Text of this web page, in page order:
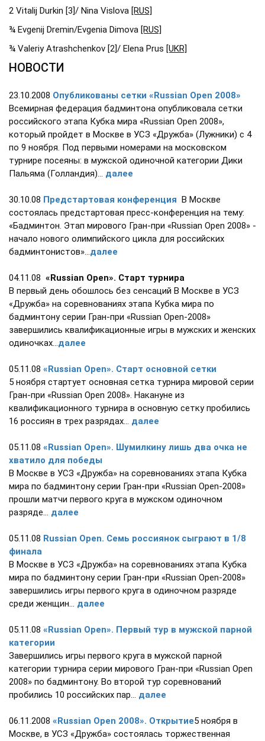
2 Vitalij Durkin [3]/ Nina Vislova [RUS]
¾ Evgenij Dremin/Evgenia Dimova [RUS]
¾ Valeriy Atrashchenkov [2]/ Elena Prus [UKR]
НОВОСТИ
23.10.2008 Опубликованы сетки «Russian Open 2008»
Всемирная федерация бадминтона опубликовала сетки
российского этапа Кубка мира «Russian Open 2008»,
который пройдет в Москве в УСЗ «Дружба» (Лужники) с 4
по 9 ноября. Под первыми номерами на московском
турнире посеяны: в мужской одиночной категории Дики
Пальяма (Голландия)... далее
30.10.08 Предстартовая конференция
В Москве
состоялась предстартовая пресс-конференция на тему:
«Бадминтон. Этап мирового Гран-при «Russian Open 2008» -
начало нового олимпийского цикла для российских
бадминтонистов»...далее
04.11.08 «Russian Open». Старт турнира
В первый день обошлось без сенсаций В Москве в УСЗ
«Дружба» на соревнованиях этапа Кубка мира по
бадминтону серии Гран-при «Russiаn Open-2008»
завершились квалификационные игры в мужских и женских
одиночках...далее
05.11.08 «Russian Open». Старт основной сетки
5 ноября стартует основная сетка турнира мировой серии
Гран-при «Russian Open 2008». Накануне из
квалификационного турнира в основную сетку пробились
16 россиян в трех разрядах... далее
05.11.08 «Russiаn Open». Шумилкину лишь два очка не
хватило для победы
В Москве в УСЗ «Дружба» на соревнованиях этапа Кубка
мира по бадминтону серии Гран-при «Russiаn Open-2008»
прошли матчи первого круга в мужском одиночном
разряде... далее
05.11.08 Russian Open. Семь россиянок сыграют в 1/8
финала
В Москве в УСЗ «Дружба» на соревнованиях этапа Кубка
мира по бадминтону серии Гран-при «Russian Open-2008»
завершились игры первого круга в одиночном разряде
среди женщин... далее
05.11.08 «Russian Open». Первый тур в мужской парной
категории
Завершились игры первого круга в мужской парной
категории турнира серии мирового Гран-при «Russian Open
2008» по бадминтону. Во второй тур соревнований
пробились 10 российских пар... далее
06.11.2008 «Russian Open 2008». Открытие5 ноября в
Москве, в УСЗ «Дружба» состоялась торжественная